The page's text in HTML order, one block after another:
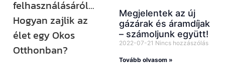
felhasználásáról…
Hogyan zajlik az
élet egy Okos
Otthonban?
Megjelentek az új
gázárak és áramdíjak
– számoljunk együtt!
2022-07-21 Nincs hozzászólás
Tovább olvasom »